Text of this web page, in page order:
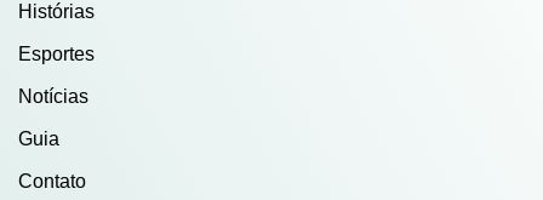
Histórias
Esportes
Notícias
Guia
Contato